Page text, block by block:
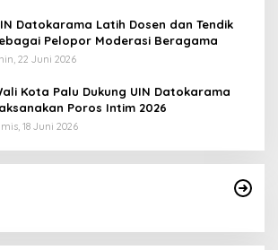
Datokarama Latih Dosen dan Tendik
Pelopor Moderasi Beragama
22 Juni 2026
Kota Palu Dukung UIN Datokarama
Poros Intim 2026
18 Juni 2026